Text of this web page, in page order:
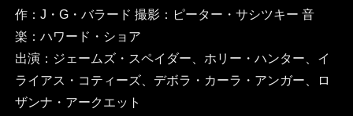
作：J・G・バラード 撮影：ピーター・サシツキー 音
楽：ハワード・ショア
出演：ジェームズ・スペイダー、ホリー・ハンター、イ
ライアス・コティーズ、デボラ・カーラ・アンガー、ロ
ザンナ・アークエット